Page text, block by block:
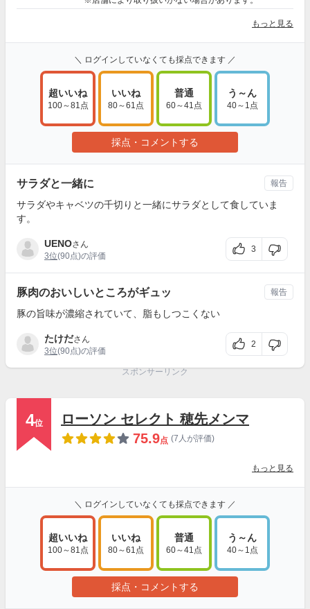
もっと見る
＼ ログインしていなくても採点できます ／
超いいね
100～81点
いいね
80～61点
普通
60～41点
う～ん
40～1点
採点・コメントする
サラダと一緒に
サラダやキャベツの千切りと一緒にサラダとして食していま
す。
UENOさん
3位(90点)の評価
3
報告
豚肉のおいしいところがギュッ
豚の旨味が濃縮されていて、脂もしつこくない
たけださん
3位(90点)の評価
2
報告
スポンサーリンク
4位
ローソン セレクト 穂先メンマ
75.9点 (7人が評価)
もっと見る
＼ ログインしていなくても採点できます ／
超いいね
100～81点
いいね
80～61点
普通
60～41点
う～ん
40～1点
採点・コメントする